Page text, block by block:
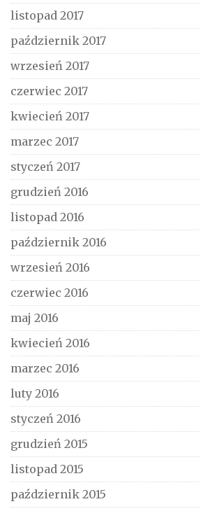
listopad 2017
październik 2017
wrzesień 2017
czerwiec 2017
kwiecień 2017
marzec 2017
styczeń 2017
grudzień 2016
listopad 2016
październik 2016
wrzesień 2016
czerwiec 2016
maj 2016
kwiecień 2016
marzec 2016
luty 2016
styczeń 2016
grudzień 2015
listopad 2015
październik 2015